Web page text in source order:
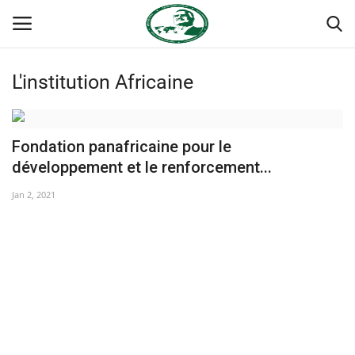
Login Register
Accueil
L'institution Africaine
Fondation panafricaine pour le
développement et le renforcement...
Jan 2, 2021